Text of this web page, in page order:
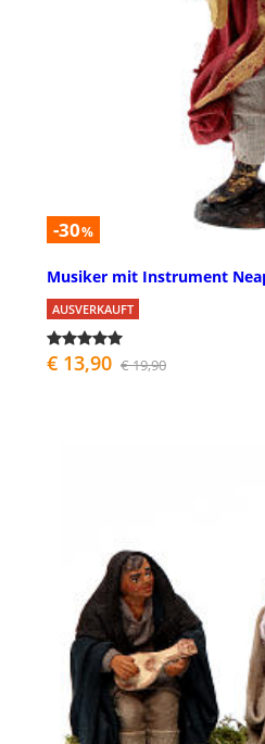
-30%
Musiker mit Instrument
AUSVERKAUFT
€ 13,90 € 19,90